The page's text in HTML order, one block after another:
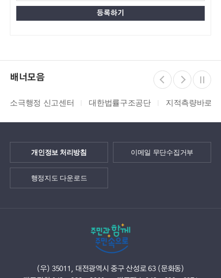
배너모음
소극행정 신고센터 대한법률구조공단 지적측량바로
개인정보 처리방침 이메일 무단수집거부
행정지도 다운로드
(우) 35011, 대전광역시 중구 산성로 63 (문화동)